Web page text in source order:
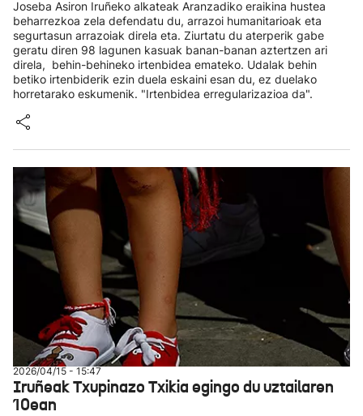
Joseba Asiron Iruñeko alkateak Aranzadiko eraikina hustea
beharrezkoa zela defendatu du, arrazoi humanitarioak eta
segurtasun arrazoiak direla eta. Ziurtatu du aterperik gabe
geratu diren 98 lagunen kasuak banan-banan aztertzen ari
direla, behin-behineko irtenbidea emateko. Udalak behin
betiko irtenbiderik ezin duela eskaini esan du, ez duelako
horretarako eskumenik. "Irtenbidea erregularizazioa da".
2026/04/15 - 15:47
Iruñeak Txupinazo Txikia egingo du uztailaren
10ean